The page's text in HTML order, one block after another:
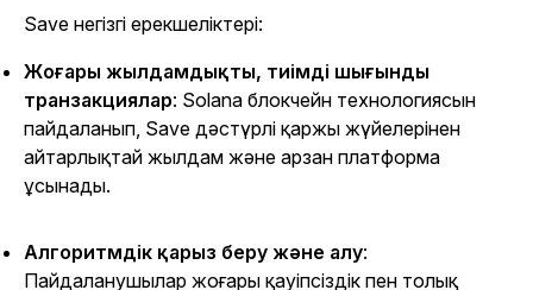
Save негізгі ерекшеліктері:
Жоғары жылдамдықты, тиімді шығынды
транзакциялар: Solana блокчейн технологиясын
пайдаланып, Save дәстүрлі қаржы жүйелерінен
айтарлықтай жылдам және арзан платформа
ұсынады.
Алгоритмдік қарыз беру және алу:
Пайдаланушылар жоғары қауіпсіздік пен толық